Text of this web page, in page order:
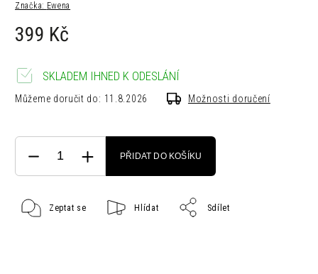
Značka: Ewena
399 Kč
SKLADEM IHNED K ODESLÁNÍ
Můžeme doručit do: 11.8.2026 Možnosti doručení
PŘIDAT DO KOŠÍKU
Zeptat se Hlídat Sdílet